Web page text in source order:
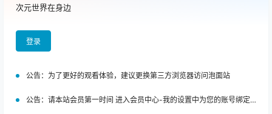
次元世界在身边
登录
公告： 为了更好的观看体验，建议更换第三方浏览器访问泡面站
公告： 请本站会员第一时间 进入会员中心-我的设置中为您的账号绑定邮箱!